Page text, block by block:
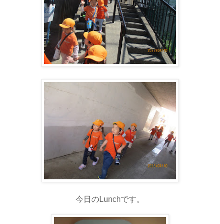
今日のLunchです。